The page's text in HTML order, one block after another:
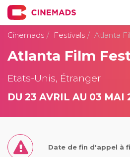
Cinemads
Festivals Atlanta
Atlanta Film
Etats-Unis, Étranger
DU 23 AVRIL AU 03 MAI
Date de fin d'appel à